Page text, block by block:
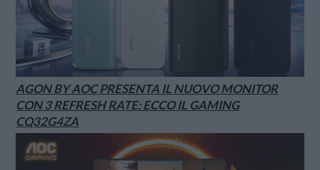
AGON BY AOC PRESENTA IL NUOVO MONITOR
CON 3 REFRESH RATE: ECCO IL GAMING
CQ32G4ZA